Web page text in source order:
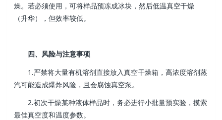
燥。若必须使用，可将样品预冻成冰块，然后低温真空干燥
（升华），但效率较低。
四、风险与注意事项
1.严禁将大量有机溶剂直接放入真空干燥箱，高浓度溶剂蒸
汽可能造成爆炸风险，且会腐蚀真空泵。
2.初次干燥某种液体样品时，务必进行小批量预实验，摸索
最佳真空度和温度参数。